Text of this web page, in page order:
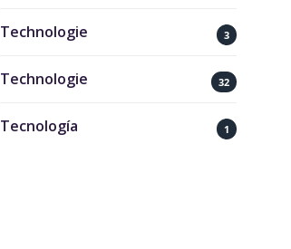
Technologie 3
Technologie 32
Tecnología 1